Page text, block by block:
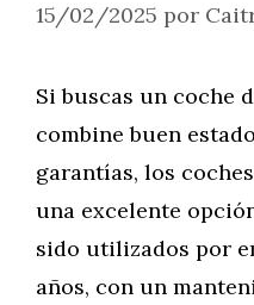
15/02/2025 por
Si buscas un coche
combine buen
garantías, los
una excelente
sido utilizados por
años, con un